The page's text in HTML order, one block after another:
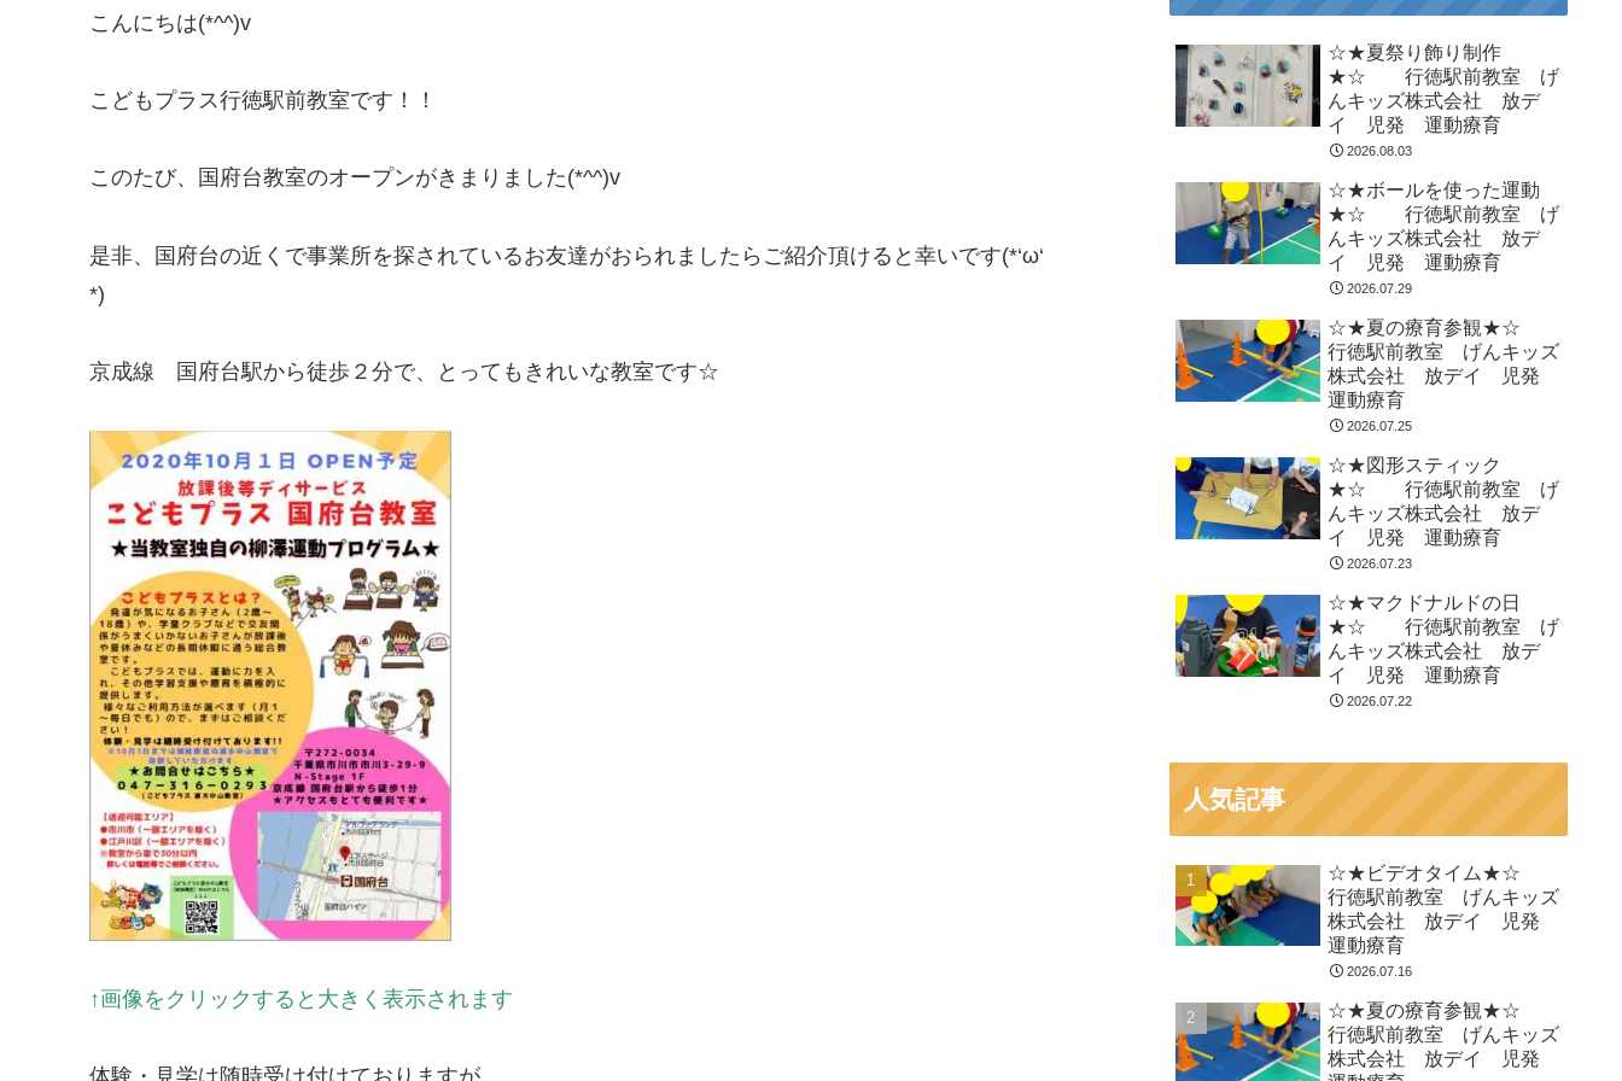
こんにちは(*^^)v
こどもプラス行徳駅前教室です！！
このたび、国府台教室のオープンがきまりました(*^^)v
是非、国府台の近くで事業所を探されているお友達がおられましたらご紹介頂けると幸いです(*‘ω‘
*)
京成線 国府台駅から徒歩２分で、とってもきれいな教室です☆
↑画像をクリックすると大きく表示されます
☆★夏祭り飾り制作
★☆ 行徳駅前教室 げ
んキッズ株式会社 放デ
イ 児発 運動療育
2026.08.03
☆★ボールを使った運動
★☆ 行徳駅前教室 げ
んキッズ株式会社 放デ
イ 児発 運動療育
2026.07.29
☆★夏の療育参観★☆
行徳駅前教室 げんキッズ
株式会社 放デイ 児発
運動療育
2026.07.25
☆★図形スティック
★☆ 行徳駅前教室 げ
んキッズ株式会社 放デ
イ 児発 運動療育
2026.07.23
☆★マクドナルドの日
★☆ 行徳駅前教室 げ
んキッズ株式会社 放デ
イ 児発 運動療育
2026.07.22
人気記事
☆★ビデオタイム★☆
行徳駅前教室 げんキッズ
株式会社 放デイ 児発
運動療育
2026.07.16
☆★夏の療育参観★☆
行徳駅前教室 げんキッズ
株式会社 放デイ 児発